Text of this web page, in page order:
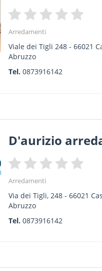
Arredamenti
Viale dei Tigli 248 -66021
Abruzzo
Tel.0873916142
D'aurizio
Arredamenti
Via dei Tigli, 248 -66021
Abruzzo
Tel.0873916142